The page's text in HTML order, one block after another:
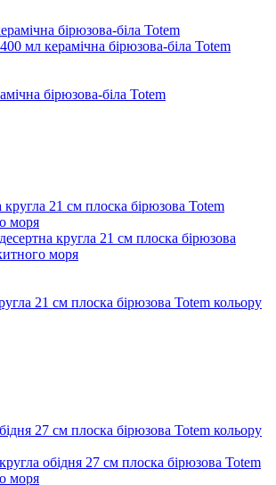
бірюзова-біла Totem
21 см плоска бірюзова Totem кольору